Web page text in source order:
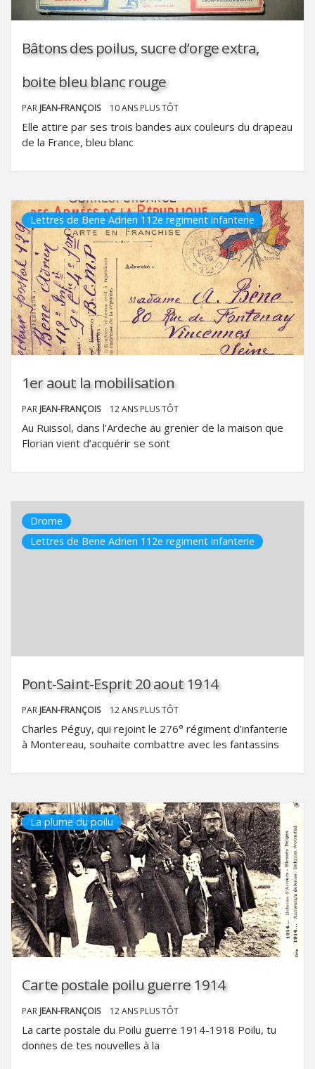
Bâtons des poilus, sucre d’orge extra,
boite bleu blanc rouge
PAR JEAN-FRANÇOIS 10 ANS PLUS TÔT
Elle attire par ses trois bandes aux couleurs du drapeau
de la France, bleu blanc
Lettres de Bene Adrien 112e regiment infanterie
1er aout la mobilisation
PAR JEAN-FRANÇOIS 12 ANS PLUS TÔT
Au Ruissol, dans l’Ardeche au grenier de la maison que
Florian vient d’acquérir se sont
Drome
Lettres de Bene Adrien 112e regiment infanterie
Pont-Saint-Esprit 20 aout 1914
PAR JEAN-FRANÇOIS 12 ANS PLUS TÔT
Charles Péguy, qui rejoint le 276° régiment d’infanterie
à Montereau, souhaite combattre avec les fantassins
La plume du poilu
Carte postale poilu guerre 1914
PAR JEAN-FRANÇOIS 12 ANS PLUS TÔT
La carte postale du Poilu guerre 1914-1918 Poilu, tu
donnes de tes nouvelles à la